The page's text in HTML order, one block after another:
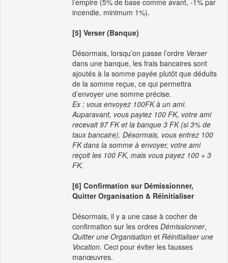
l’empire (5% de base comme avant, -1% par
incendie, minimum 1%).
[5] Verser (Banque)
Désormais, lorsqu’on passe l’ordre Verser
dans une banque, les frais bancaires sont
ajoutés à la somme payée plutôt que déduits
de la somme reçue, ce qui permettra
d’envoyer une somme précise.
Ex : vous envoyez 100FK à un ami.
Auparavant, vous payiez 100 FK, votre ami
recevait 97 FK et la banque 3 FK (si 3% de
taux bancaire). Désormais, vous entrez 100
FK dans la somme à envoyer, votre ami
reçoit les 100 FK, mais vous payez 100 + 3
FK.
[6] Confirmation sur Démissionner,
Quitter Organisation & Réinitialiser
Désormais, il y a une case à cocher de
confirmation sur les ordres Démissionner,
Quitter une Organisation et Réinitialiser une
Vocation. Ceci pour éviter les fausses
manœuvres.